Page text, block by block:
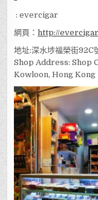
: evercigar
網頁：http://
地址:深水埗福榮街
Shop Address: Shop
Kowloon, Hong Kong